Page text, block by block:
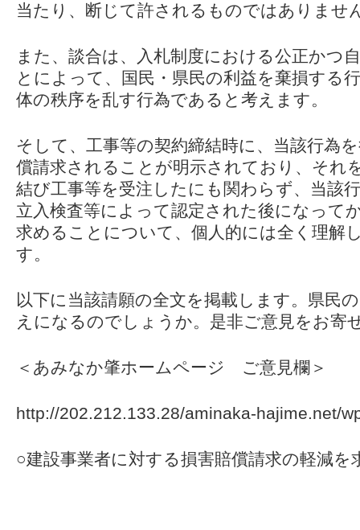
当たり、断じて許されるものではありませ
また、談合は、入札制度における公正かつ
とによって、国民・県民の利益を棄損する
体の秩序を乱す行為であると考えます。
そして、工事等の契約締結時に、当該行為
償請求されることが明示されており、それ
結び工事等を受注したにも関わらず、当該
立入検査等によって認定された後になって
求めることについて、個人的には全く理解
す。
以下に当該請願の全文を掲載します。県民
えになるのでしょうか。是非ご意見をお寄
＜あみなか肇ホームページ ご意見欄＞
http://202.212.133.28/aminaka-hajime.net/
○建設事業者に対する損害賠償請求の軽減